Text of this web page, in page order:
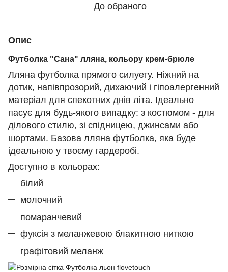
До обраного
Опис
Футболка "Сана" лляна, кольору крем-брюле
Лляна футболка прямого силуету. Ніжний на
дотик, напівпрозорий, дихаючий і гіпоалергенний
матеріал для спекотних днів літа. Ідеально
пасує для будь-якого випадку: з костюмом - для
ділового стилю, зі спідницею, джинсами або
шортами. Базова лляна футболка, яка буде
ідеальною у твоєму гардеробі.
Доступно в кольорах:
білий
молочний
помаранчевий
фуксія з меланжевою блакитною ниткою
графітовий меланж